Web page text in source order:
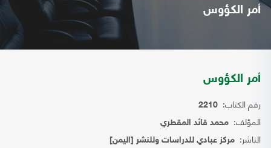
أمر الكؤوس
أمر الكؤوس
رقم الكتاب: 2210
المؤلف: محمد قائد المقطري
الناشر: مركز عبادي للدراسات وللنشر [اليمن]